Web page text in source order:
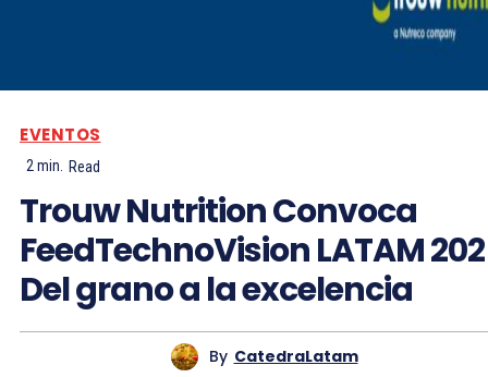
EVENTOS
2min. Read
Trouw Nutrition Convoca
FeedTechnoVision LATAM
Del grano a la excelencia
By CatedraLatam